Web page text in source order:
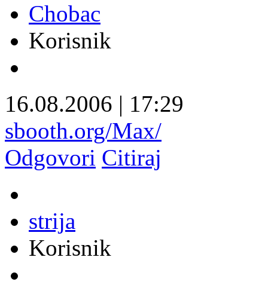
Chobac
Korisnik
16.08.2006 | 17:29
sbooth.org/Max/
Odgovori Citiraj
strija
Korisnik